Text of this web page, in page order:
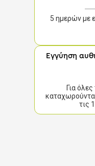
5 ημερών με
Εγγύηση
Για
τις